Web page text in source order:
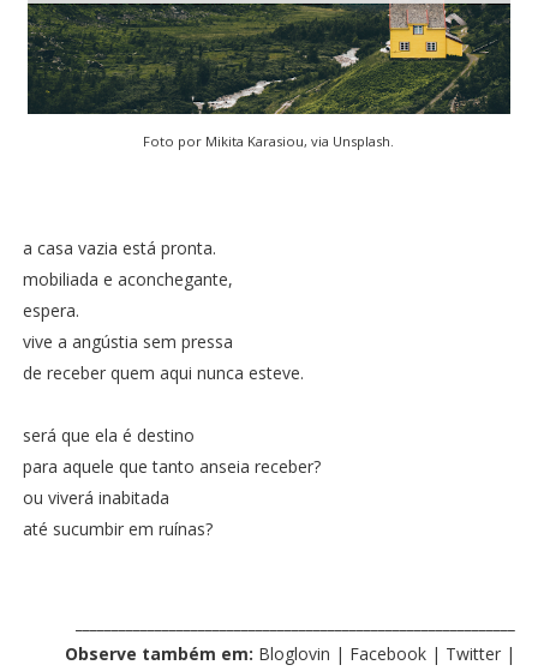
Foto por Mikita Karasiou, via Unsplash
a casa vazia está pronta.
mobiliada e aconchegante,
espera.
vive a angústia sem pressa
de receber quem aqui nunca esteve.
será que ela é destino
para aquele que tanto anseia receber?
ou viverá inabitada
até sucumbir em ruínas?
Observe também em: Bloglovin | Facebook | Twitter |